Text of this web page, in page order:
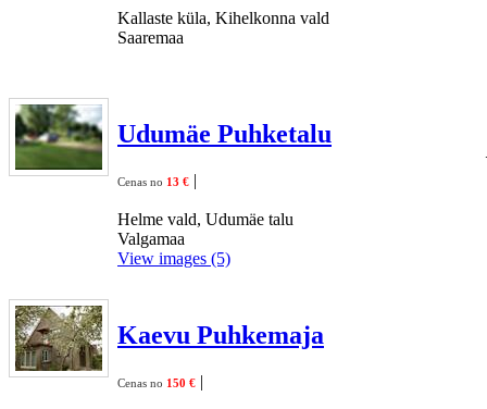
Kallaste küla, Kihelkonna vald
Saaremaa
Udumäe Puhketalu
Cenas no 13 € |
Helme vald, Udumäe talu
Valgamaa
View images (5)
Kaevu Puhkemaja
Cenas no 150 € |